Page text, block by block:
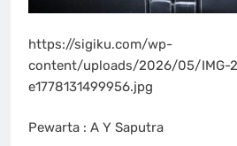
https://sigiku.com/wp-
content/uploads/2026/05/IMG-
e1778131499956.jpg
Pewarta : A Y Saputra